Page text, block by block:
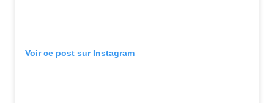
Voir ce post sur Instagram